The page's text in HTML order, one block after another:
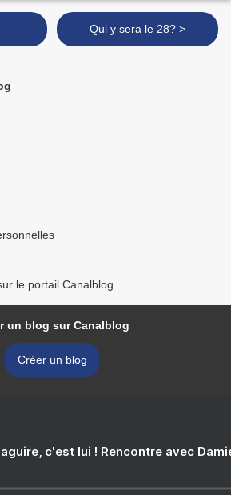
Qui y sera le 28? >
le portail Canalblog
un blog sur Canalblog
Créer un blog
c'est lui ! Rencontre avec